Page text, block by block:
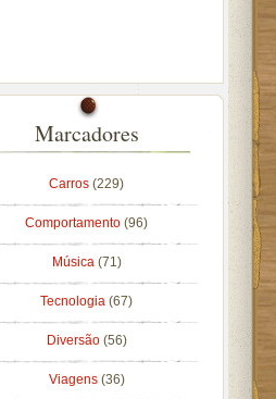
Marcadores
Carros (229)
Comportamento (96)
Música (71)
Tecnologia (67)
Diversão (56)
Viagens (36)